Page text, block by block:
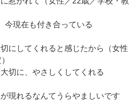
現在も付き合っている
にしてくれると感じたから（女性
切に、やさしくしてくれる
現れるなんてうらやましいです